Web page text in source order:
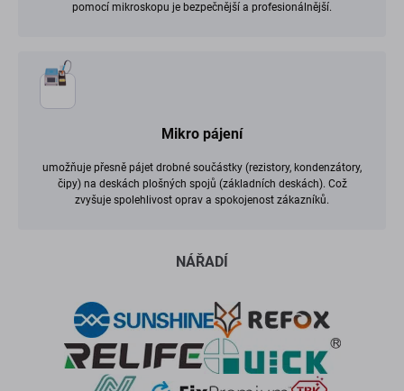
pomocí mikroskopu je bezpečnější a profesionálnější.
Mikro pájení
umožňuje přesně pájet drobné součástky (rezistory, kondenzátory,
čipy) na deskách plošných spojů (základních deskách). Což
zvyšuje spolehlivost oprav a spokojenost zákazníků.
NÁŘADÍ